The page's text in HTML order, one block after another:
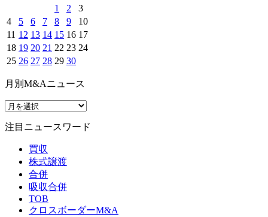
1
2
3
4
5 6 7 8 9
10
11 12 13 14 15 16 17
18 19 20 21 22 23 24
25 26 27 28 29 30
月別M&Aニュース
注目ニュースワード
買収
株式譲渡
合併
吸収合併
TOB
クロスボーダーM&A